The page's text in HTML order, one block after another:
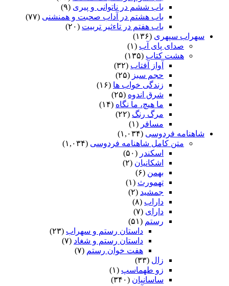
باب ششم در ناتوانى و پیرى (۹)
باب هشتم در آداب صحبت و همنشنى (۷۷)
باب هفتم در تاءثیر تربیت (۲۰)
سهراب سپهری (۱۳۶)
صدای پای آب (۱)
هشت کتاب (۱۳۵)
آواز آفتاب (۳۲)
حجم سبز (۲۵)
زندگی خواب ها (۱۶)
شرق اندوه (۲۵)
ما هیچ، ما نگاه (۱۴)
مرگ رنگ (۲۲)
مسافر (۱)
شاهنامه فردوسی (۱,۰۳۴)
متن کامل شاهنامه فردوسی (۱,۰۳۴)
اسکندر (۵۰)
اشکانیان (۲)
بهمن (۶)
تهمورث (۱)
جمشید (۲)
داراب (۸)
دارای (۷)
رستم (۵۱)
داستان رستم و سهراب (۲۳)
داستان رستم و شغاد (۷)
هفت خوان رستم‏ (۷)
زال (۳۳)
زو طهماسپ‏ (۱)
ساسانیان (۳۴۰)